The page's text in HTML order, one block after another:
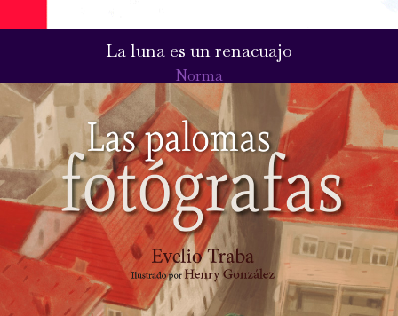
La luna es un renacuajo
Norma